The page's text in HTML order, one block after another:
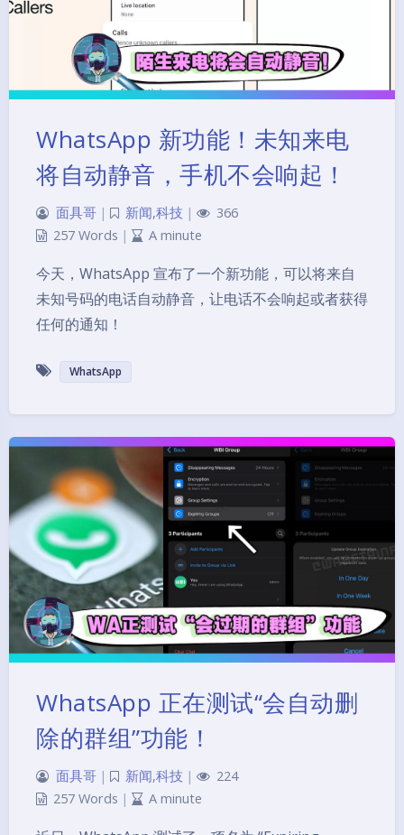
WhatsApp 新功能！未知来电
将自动静音，手机不会响起！
面具哥 | 新闻,科技 |
366
257 Words | A minute
今天，WhatsApp 宣布了一个新功能，可以将来自
未知号码的电话自动静音，让电话不会响起或者获得
任何的通知！
WhatsApp
WhatsApp 正在测试“会自动删
除的群组”功能！
面具哥 | 新闻,科技 |
224
257 Words | A minute